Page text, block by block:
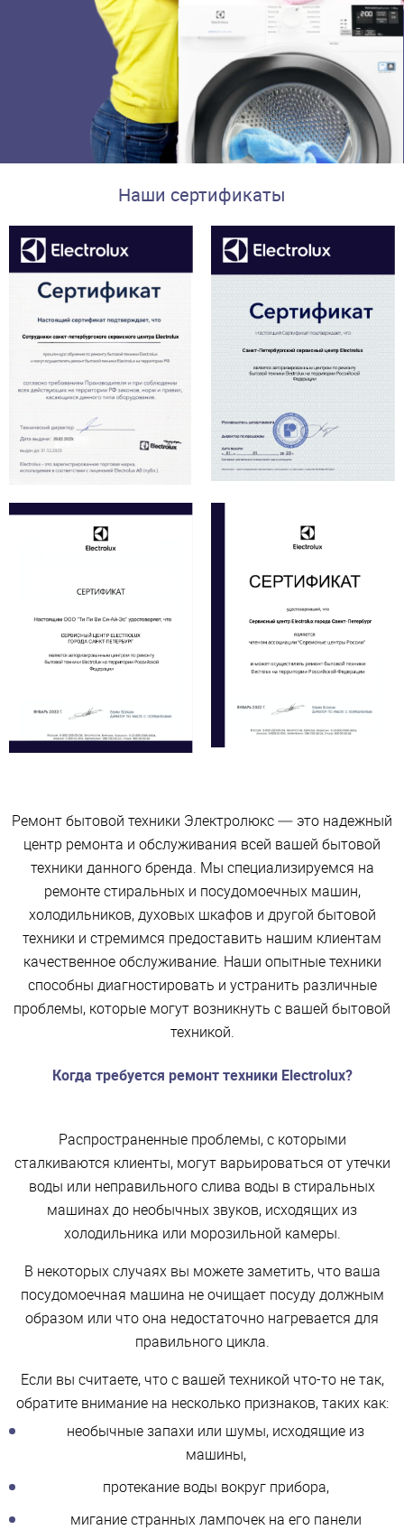
Наши сертификаты
Ремонт бытовой техники Электролюкс — это надежный
центр ремонта и обслуживания всей вашей бытовой
техники данного бренда. Мы специализируемся на
ремонте стиральных и посудомоечных машин,
холодильников, духовых шкафов и другой бытовой
техники и стремимся предоставить нашим клиентам
качественное обслуживание. Наши опытные техники
способны диагностировать и устранить различные
проблемы, которые могут возникнуть с вашей бытовой
техникой.
Когда требуется ремонт техники Electrolux?
Распространенные проблемы, с которыми
сталкиваются клиенты, могут варьироваться от утечки
воды или неправильного слива воды в стиральных
машинах до необычных звуков, исходящих из
холодильника или морозильной камеры.
В некоторых случаях вы можете заметить, что ваша
посудомоечная машина не очищает посуду должным
образом или что она недостаточно нагревается для
правильного цикла.
Если вы считаете, что с вашей техникой что-то не так,
обратите внимание на несколько признаков, таких как:
необычные запахи или шумы, исходящие из
машины,
протекание воды вокруг прибора,
мигание странных лампочек на его панели